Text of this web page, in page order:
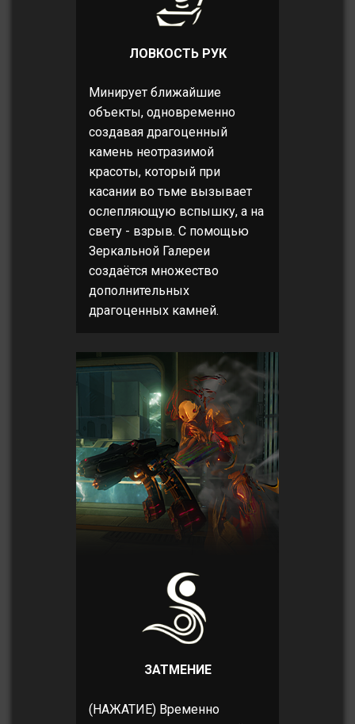
ЛОВКОСТЬ РУК
Минирует ближайшие
объекты, одновременно
создавая драгоценный
камень неотразимой
красоты, который при
касании во тьме вызывает
ослепляющую вспышку, а на
свету - взрыв. С помощью
Зеркальной Галереи
создаётся множество
дополнительных
драгоценных камней.
ЗАТМЕНИЕ
(НАЖАТИЕ) Временно